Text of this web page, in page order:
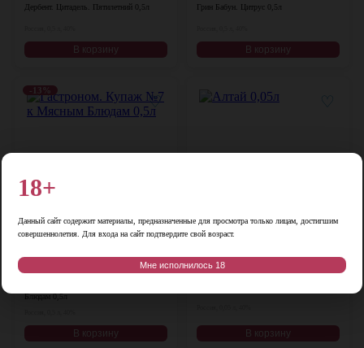
Дербент. Цитадель. Пятилетний 0,5л
В корзину
Грин Бабун. Цитрус 0,5л
В корзину
-13%
♡
Блюдам 0,5л
В корзину
290 ₽
В корзину
18+
Данный сайт содержит материалы, предназначенные для просмотра только лицам, достигшим
совершеннолетия. Для входа на сайт подтвердите свой возраст.
Мне исполнилось 18